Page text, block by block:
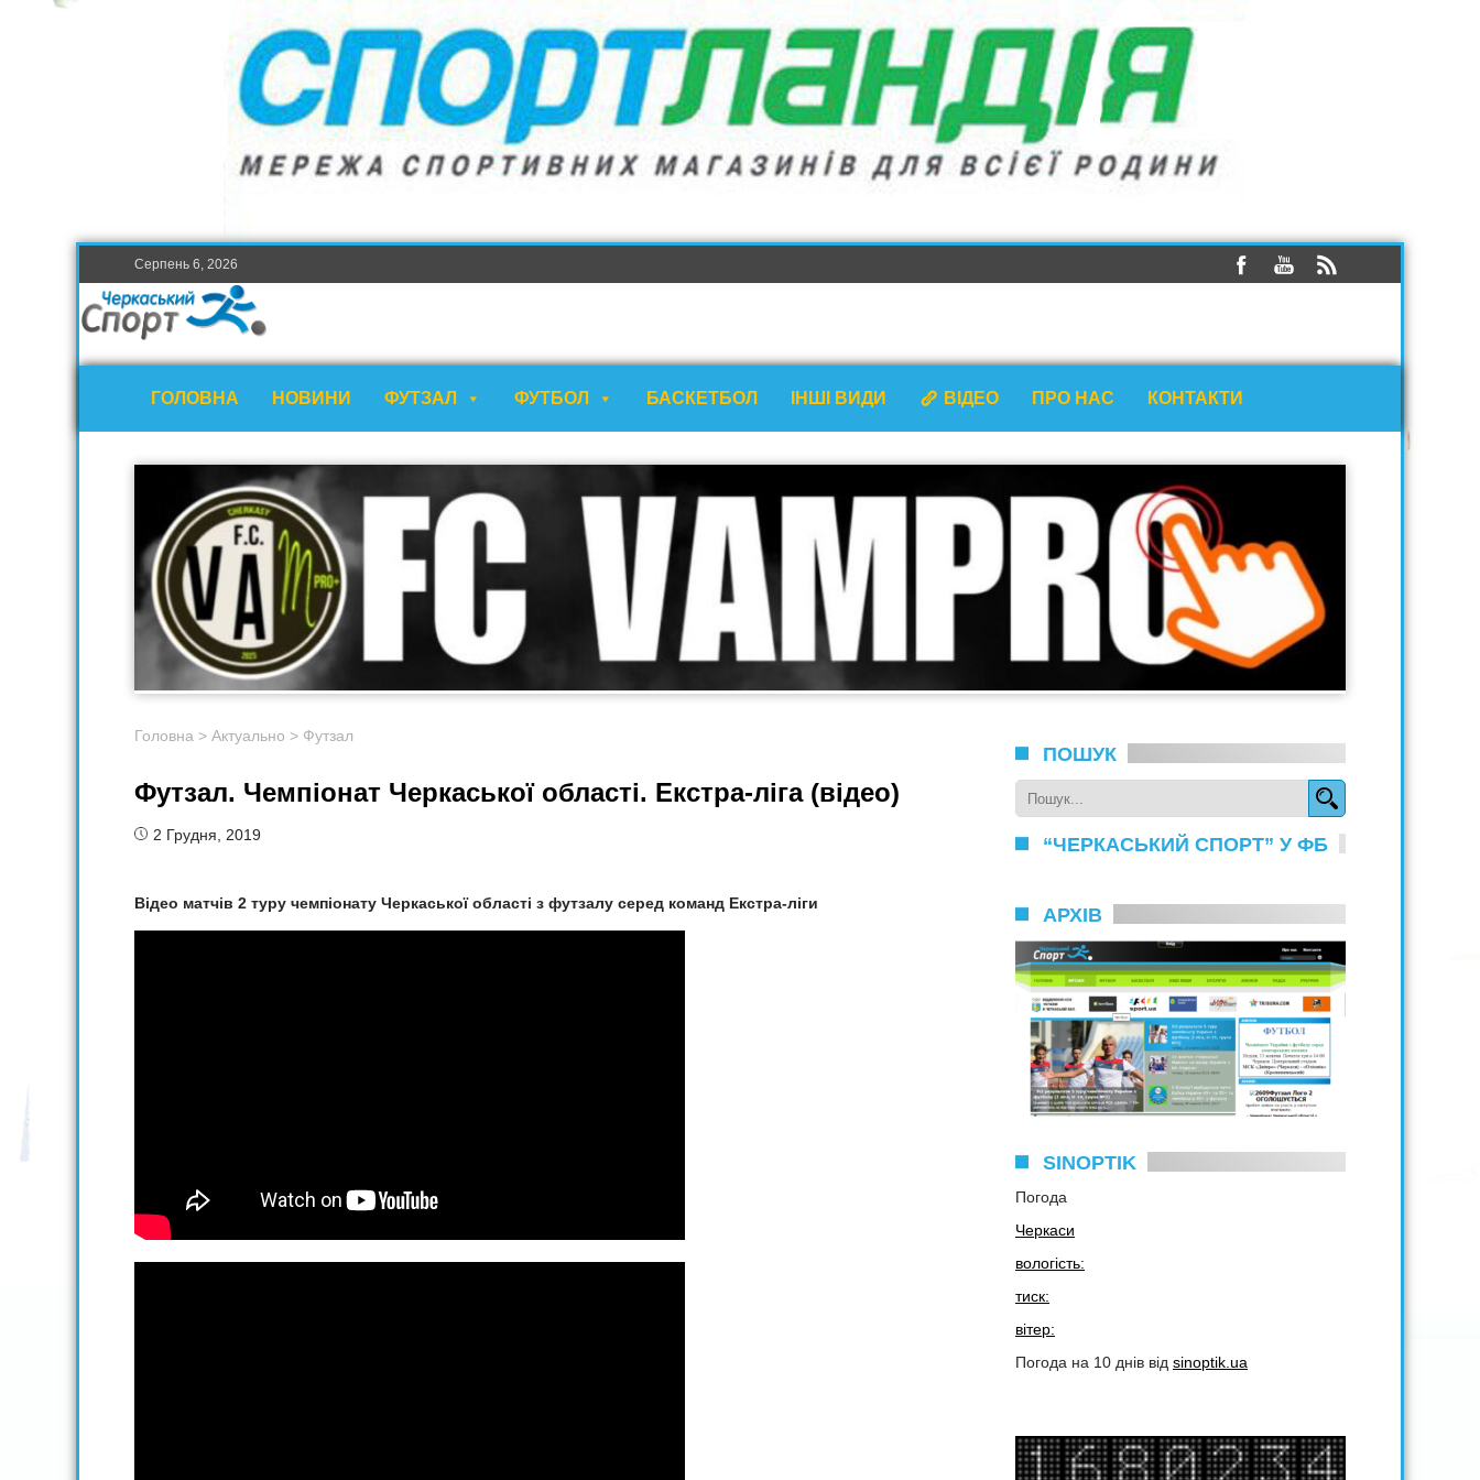
Серпень 6, 2026
ГОЛОВНА НОВИНИ ФУТЗАЛ ФУТБОЛ БАСКЕТБОЛ ІНШІ ВИДИ ВІДЕО ПРО НАС КОНТАКТИ
Головна > Актуально > Футзал
Футзал. Чемпіонат Черкаської області. Екстра-ліга (відео)
2 Грудня, 2019
Відео матчів 2 туру чемпіонату Черкаської області з футзалу серед команд Екстра-ліги
ПОШУК
“ЧЕРКАСЬКИЙ СПОРТ” У ФБ
АРХІВ
SINOPTIK
Погода
Черкаси
вологість:
тиск:
вітер:
Погода на 10 днів від sinoptik.ua